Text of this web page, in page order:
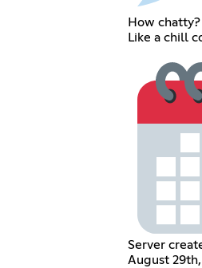
How chatty?
Like a chill
Server
August